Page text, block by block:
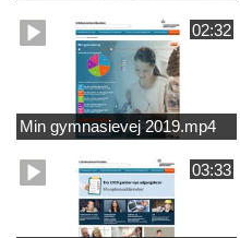
02:32
Min gymnasievej 2019.mp4
03:33